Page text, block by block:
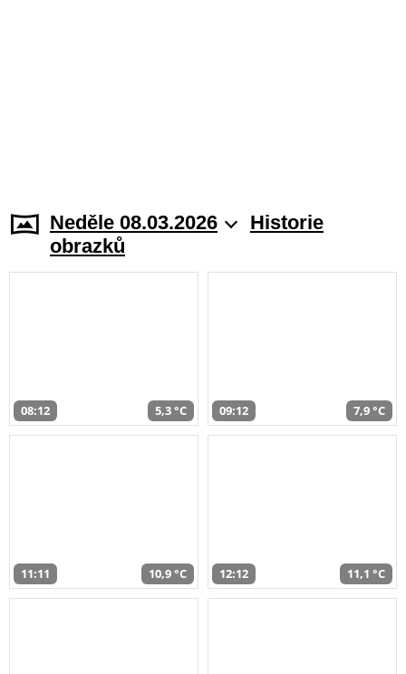
Neděle 08.03.2026
Historie
obrazků
08:12 5,3 °C 09:12 7,9 °C
11:11 10,9 °C 12:12 11,1 °C